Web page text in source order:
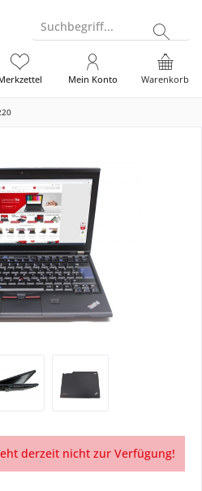
Suchbegriff...
Warenkorb
Mein Konto
derzeit nicht zur Verfügung!